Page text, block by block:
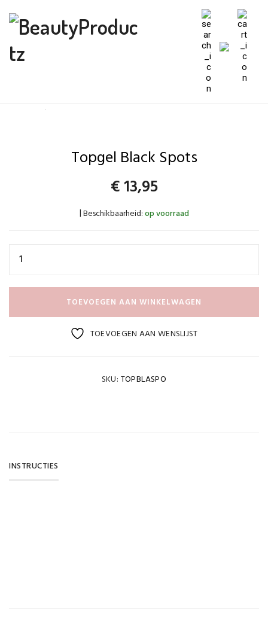
Topgel Black Spots
€13,95
Beschikbaarheid:op voorraad
TOEVOEGEN AAN WINKELWAGEN
TOEVOEGEN AAN WENSLIJST
SKU: TOPBLASPO
INSTRUCTIES